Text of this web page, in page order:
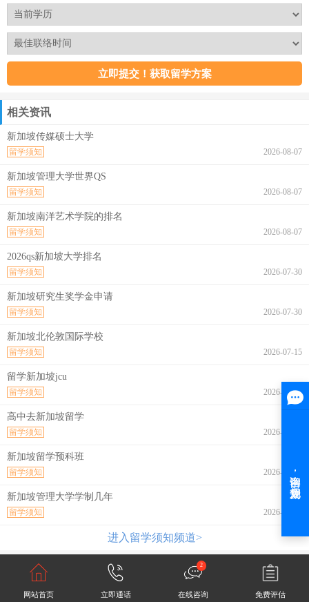
相关资讯
新加坡传媒硕士大学
2026-08-07
留学须知
新加坡管理大学世界QS
2026-08-07
留学须知
新加坡南洋艺术学院的排名
2026-08-07
留学须知
2026qs新加坡大学排名
2026-07-30
留学须知
新加坡研究生奖学金申请
2026-07-30
留学须知
新加坡北伦敦国际学校
2026-07-15
留学须知
留学新加坡jcu
2026-07-10
留学须知
高中去新加坡留学
2026-07-06
留学须知
新加坡留学预科班
2026-07-03
留学须知
新加坡管理大学学制几年
2026-07-02
留学须知
进入留学须知频道>
网站首页 立即通话
2
在线咨询 免费评估